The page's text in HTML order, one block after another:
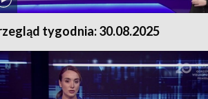
tygodnia: 30.08.2025